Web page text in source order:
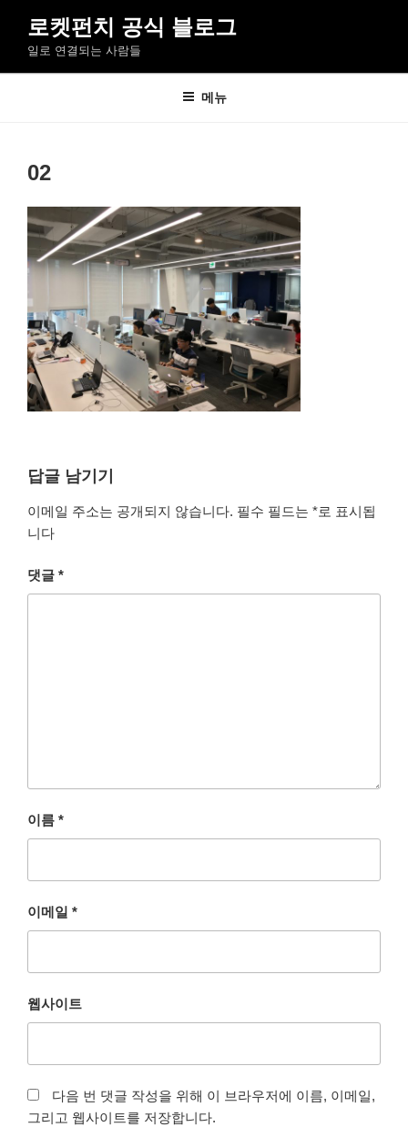
로
로켓펀치 공식 블로그
일로 연결되는 사람들
메뉴
02
답글 남기기
이메일 주소는 공개되지 않습니다. 필수 필드는 *로 표시됩
니다
댓글 *
이름 *
이메일 *
웹사이트
다음 번 댓글 작성을 위해 이 브라우저에 이름, 이메일,
그리고 웹사이트를 저장합니다.